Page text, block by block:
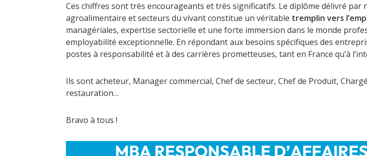
Ces chiffres sont très encourageants et très significatifs. Le diplôme délivré par
agroalimentaire et secteurs du vivant constitue un véritable tremplin vers
managériales, expertise sectorielle et une forte immersion dans le monde
employabilité exceptionnelle. En répondant aux besoins spécifiques des
postes à responsabilité et à des carrières prometteuses, tant en France qu’à
Ils sont acheteur, Manager commercial, Chef de secteur, Chef de Produit,
restauration…
Bravo à tous !